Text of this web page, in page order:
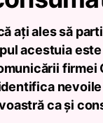
ați ales să
acestuia
firmei
ca și